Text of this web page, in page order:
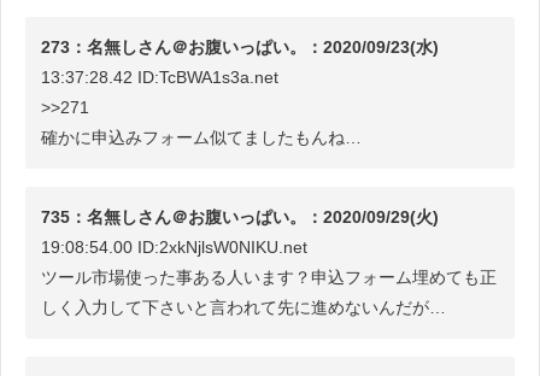
273：名無しさん＠お腹いっぱい。：2020/09/23(水)
13:37:28.42 ID:TcBWA1s3a.net
>>271
確かに申込みフォーム似てましたもんね…
735：名無しさん＠お腹いっぱい。：2020/09/29(火)
19:08:54.00 ID:2xkNjlsW0NIKU.net
ツール市場使った事ある人います？申込フォーム埋めても正
しく入力して下さいと言われて先に進めないんだが…